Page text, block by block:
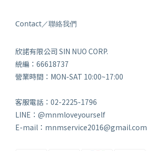
Contact／聯絡我們
欣諾有限公司 SIN NUO CORP.
統編：66618737
營業時間：MON-SAT 10:00~17:00
客服電話：02-2225-1796
LINE：@mnmloveyourself
E-mail：mnmservice2016@gmail.com